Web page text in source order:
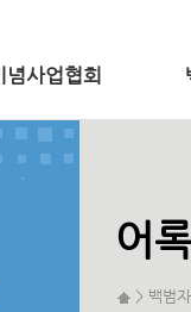
념사업협회
어
> 백범